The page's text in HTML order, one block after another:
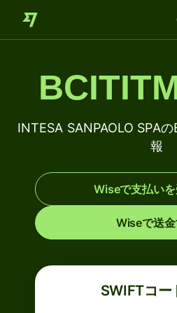
INTESA SANPAOLO SPA
報
Wiseで支払い
Wiseで送金
SWIFTコー